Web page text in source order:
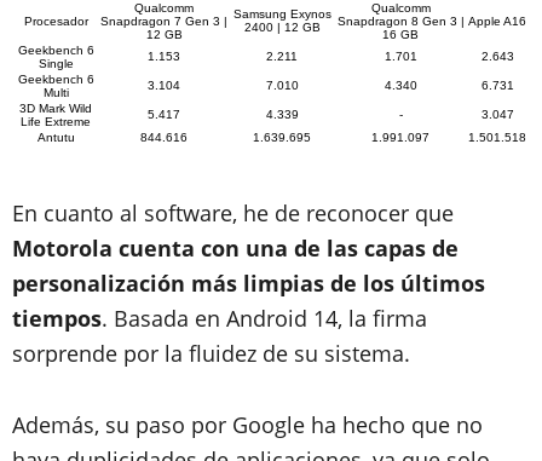
Procesador
Qualcomm
Snapdragon 7 Gen 3 |
12 GB
Samsung Exynos
2400 | 12 GB
Qualcomm
Snapdragon 8 Gen 3 |
16 GB
Apple A16
Geekbench 6
Single
1.153 2.211 1.701
2.643
Geekbench 6
Multi
3.104 7.010 4.340
6.731
3D Mark Wild
Life Extreme
5.417 4.339 -
3.047
Antutu
844.616 1.639.695 1.991.097 1.501.518
En cuanto al software, he de reconocer que
Motorola cuenta con una de las capas de
personalización más limpias de los últimos
tiempos. Basada en Android 14, la firma
sorprende por la fluidez de su sistema.
Además, su paso por Google ha hecho que no